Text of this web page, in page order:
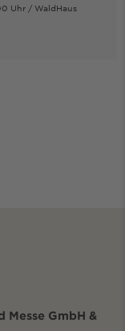
Uhr / WaldHaus
Messe GmbH &